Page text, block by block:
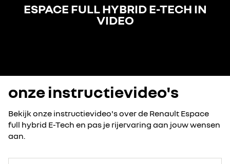
ESPACE FULL HYBRID E-TECH IN
VIDEO
onze instructievideo's
Bekijk onze instructievideo's over de Renault Espace
full hybrid E-Tech en pas je rijervaring aan jouw wensen
aan.